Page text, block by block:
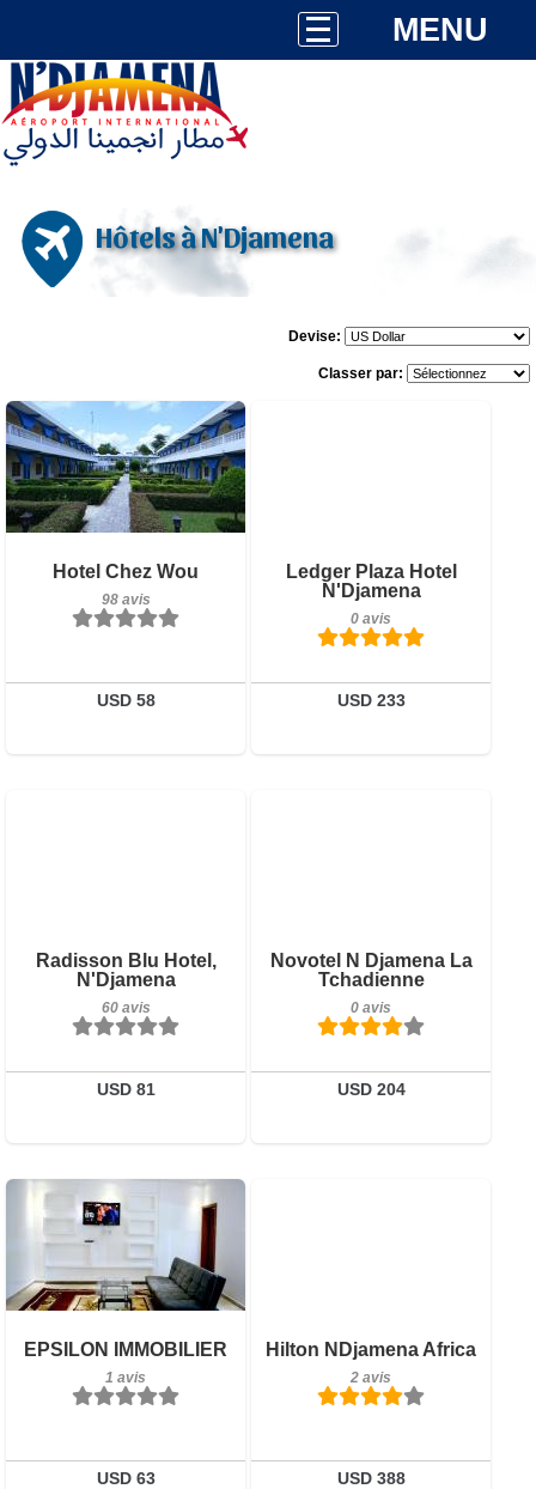
MENU
Hôtels à N'Djamena
Devise:
Classer par:
Hotel Chez Wou
98 avis
USD 58
Petit-déjeuner inclus
98 avis
Réserver
Ledger Plaza Hotel
N'Djamena
0 avis
USD 233
Radisson Blu Hotel,
N'Djamena
60 avis
USD 81
Petit-déjeuner inclus
60 avis
Détails
Réserver
Novotel N Djamena La
Tchadienne
0 avis
USD 204
EPSILON IMMOBILIER
1 avis
USD 63
1 avis
Détails
Réserver
Hilton NDjamena Africa
2 avis
USD 388
Petit-déjeuner inclus
2 avis
Réserver